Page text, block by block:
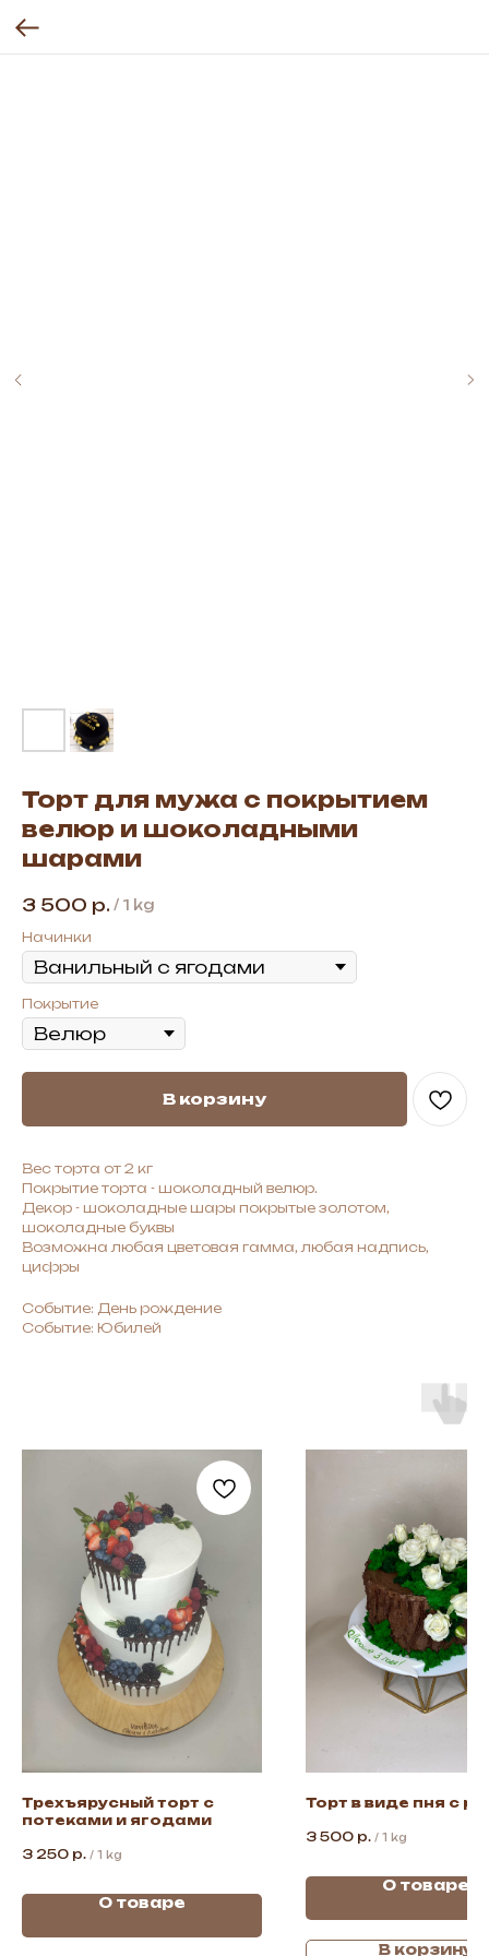
Торт для мужа с покрытием
велюр и шоколадными
шарами
3 500 р. / 1 kg
Начинки
Покрытие
В корзину
Вес торта от 2 кг
Покрытие торта - шоколадный велюр.
Декор - шоколадные шары покрытые золотом,
шоколадные буквы
Возможна любая цветовая гамма, любая надпись,
цифры
Событие: День рождение
Событие: Юбилей
Трехъярусный торт с
потеками и ягодами
3 250 р. / 1 kg
О товаре
Торт в виде пня с
3 500 р. / 1 kg
О товаре
В корзину